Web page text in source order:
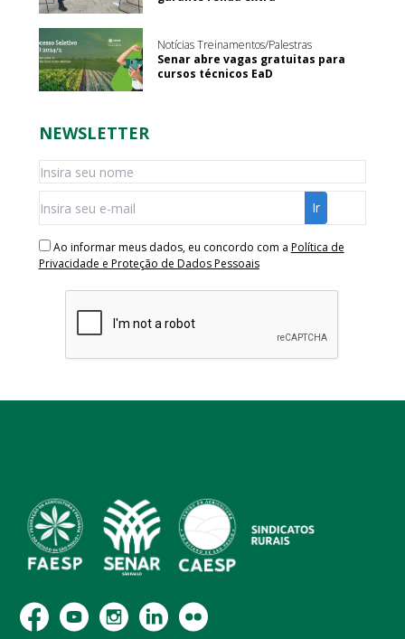
Notícias Treinamentos/Palestras
Senar abre vagas gratuitas para
cursos técnicos EaD
NEWSLETTER
Ao informar meus dados, eu concordo com a Política de
Privacidade e Proteção de Dados Pessoais